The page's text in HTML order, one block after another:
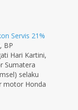
Servis 21%
BP
Hari Kartini,
Sumatera
selaku
motor Honda